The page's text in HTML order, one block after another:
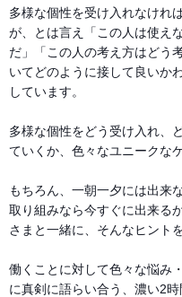
多様な個性を受け入れなけれ
が、とは言え「この人は使え
だ」「この人の考え方はどう
いてどのように接して良いか
しています。
多様な個性をどう受け入れ、
ていくか、色々なユニークな
もちろん、一朝一夕には出来
取り組みなら今すぐに出来る
さまと一緒に、そんなヒント
働くことに対して色々な悩み
に真剣に語らい合う、濃い2